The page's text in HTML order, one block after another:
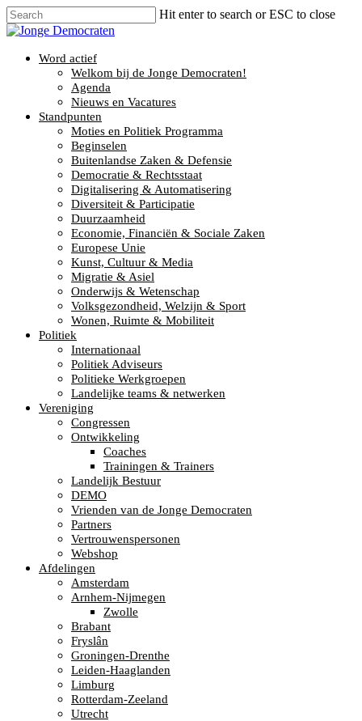
Hit enter to search or ESC to close
Word actief
Welkom bij de Jonge Democraten!
Agenda
Nieuws en Vacatures
Standpunten
Moties en Politiek Programma
Beginselen
Buitenlandse Zaken & Defensie
Democratie & Rechtsstaat
Digitalisering & Automatisering
Diversiteit & Participatie
Duurzaamheid
Economie, Financiën & Sociale Zaken
Europese Unie
Kunst, Cultuur & Media
Migratie & Asiel
Onderwijs & Wetenschap
Volksgezondheid, Welzijn & Sport
Wonen, Ruimte & Mobiliteit
Politiek
Internationaal
Politiek Adviseurs
Politieke Werkgroepen
Landelijke teams & netwerken
Vereniging
Congressen
Ontwikkeling
Coaches
Trainingen & Trainers
Landelijk Bestuur
DEMO
Vrienden van de Jonge Democraten
Partners
Vertrouwenspersonen
Webshop
Afdelingen
Amsterdam
Arnhem-Nijmegen
Zwolle
Brabant
Fryslân
Groningen-Drenthe
Leiden-Haaglanden
Limburg
Rotterdam-Zeeland
Utrecht